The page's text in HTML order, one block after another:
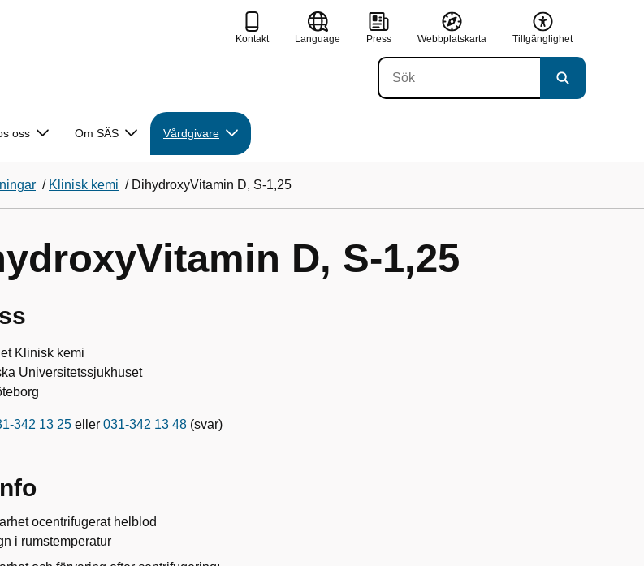
Kontakt Language Press Webbplatskarta Tillgänglighet
oss Om SÄS Vårdgivare
/ Klinisk kemi / DihydroxyVitamin D, S-1,25
D, S-1,25
Klinisk kemi
Universitetssjukhuset
342 13 25 eller 031-342 13 48 (svar)
ocentrifugerat helblod
i rumstemperatur